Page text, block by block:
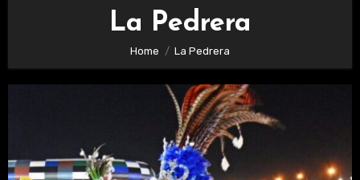
La Pedrera
Home La Pedrera